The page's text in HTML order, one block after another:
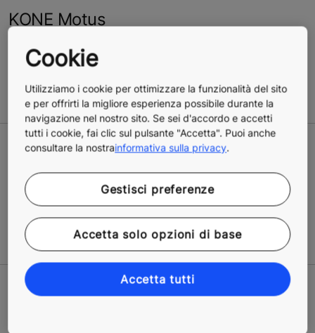
KONE Motus
Per informazioni commerciali inerenti KONE Motus
contattate il numero verde 800-455677.
Scopri tutte le soluzioni per l’accessibilità
NON È QUESTO L’UFFICIO CHE
CERCAVI?
Come possiamo esserti utile
Compila il modulo e ti contatteremo nel più breve
Cookie
Utilizziamo i cookie per ottimizzare la funzionalità del sito
e per offrirti la migliore esperienza possibile durante la
navigazione nel nostro sito. Se sei d'accordo e accetti
tutti i cookie, fai clic sul pulsante "Accetta". Puoi anche
consultare la nostrainformativa sulla privacy.
Gestisci preferenze
Accetta solo opzioni di base
Accetta tutti